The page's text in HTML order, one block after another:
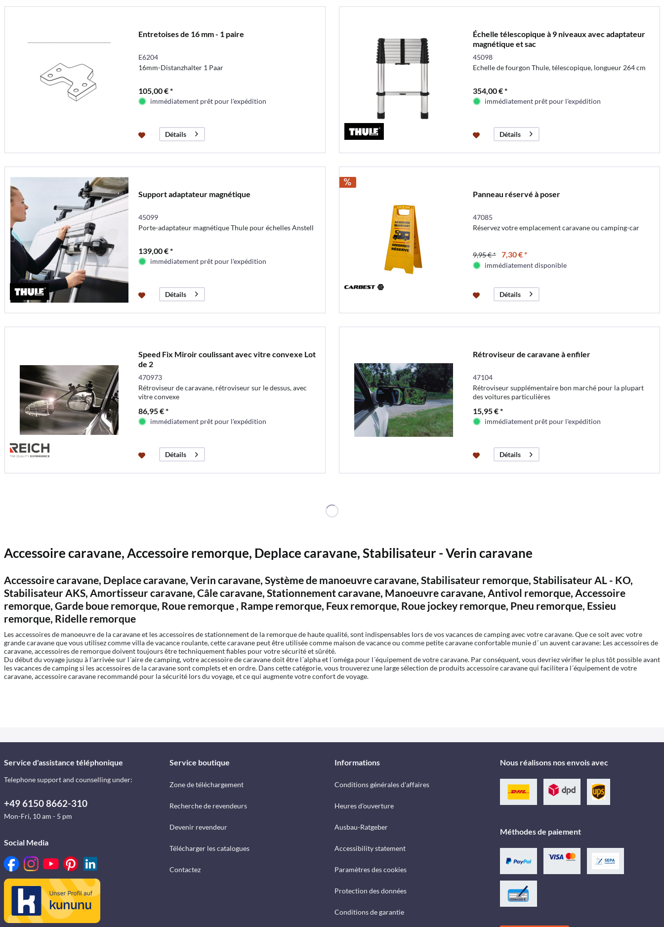
Entretoises de 16 mm - 1 paire
E6204
16mm-Distanzhalter 1 Paar
105,00 € *
immédiatement prêt pour l'expédition
Détails
Échelle télescopique à 9 niveaux avec adaptateur
magnétique et sac
45098
Echelle de fourgon Thule, télescopique, longueur 264 cm
354,00 € *
immédiatement prêt pour l'expédition
Détails
Support adaptateur magnétique
45099
Porte-adaptateur magnétique Thule pour échelles Anstell
139,00 € *
immédiatement prêt pour l'expédition
Détails
Panneau réservé à poser
47085
Réservez votre emplacement caravane ou camping-car
9,95 € * 7,30 € *
immédiatement disponible
Détails
Speed Fix Miroir coulissant avec vitre convexe Lot
de 2
470973
Rétroviseur de caravane, rétroviseur sur le dessus, avec
vitre convexe
86,95 € *
immédiatement prêt pour l'expédition
Détails
Rétroviseur de caravane à enfiler
47104
Rétroviseur supplémentaire bon marché pour la plupart
des voitures particulières
15,95 € *
immédiatement prêt pour l'expédition
Détails
Accessoire caravane, Accessoire remorque, Deplace caravane, Stabilisateur - Verin caravane
Accessoire caravane, Deplace caravane, Verin caravane, Système de manoeuvre caravane, Stabilisateur remorque, Stabilisateur AL - KO,
Stabilisateur AKS, Amortisseur caravane, Câle caravane, Stationnement caravane, Manoeuvre caravane, Antivol remorque, Accessoire
remorque, Garde boue remorque, Roue remorque , Rampe remorque, Feux remorque, Roue jockey remorque, Pneu remorque, Essieu
remorque, Ridelle remorque
Les accessoires de manoeuvre de la caravane et les accessoires de stationnement de la remorque de haute qualité, sont indispensables lors de vos vacances de camping avec votre caravane. Que ce soit avec votre
grande caravane que vous utilisez comme villa de vacance roulante, cette caravane peut être utilisée comme maison de vacance ou comme petite caravane confortable munie d´ un auvent caravane: Les accessoires de
caravane, accessoires de remorque doivent toujours être techniquement fiables pour votre sécurité et sûrété.
Du début du voyage jusqu à l'arrivée sur l´aire de camping, votre accessoire de caravane doit être l´alpha et l´oméga pour l´équipement de votre caravane. Par conséquent, vous devriez vérifier le plus tôt possible avant
les vacances de camping si les accessoires de la caravane sont complets et en ordre. Dans cette catégorie, vous trouverez une large sélection de produits accessoire caravane qui facilitera l´équipement de votre
caravane, accessoire caravane recommandé pour la sécurité lors du voyage, et ce qui augmente votre confort de voyage.
Service d'assistance téléphonique
Telephone support and counselling under:
+49 6150 8662-310
Mon-Fri, 10 am - 5 pm
Social Media
Service boutique
Zone de téléchargement
Recherche de revendeurs
Devenir revendeur
Télécharger les catalogues
Contactez
Informations
Conditions générales d'affaires
Heures d'ouverture
Ausbau-Ratgeber
Accessibility statement
Paramètres des cookies
Protection des données
Conditions de garantie
Nous réalisons nos envois avec
Méthodes de paiement